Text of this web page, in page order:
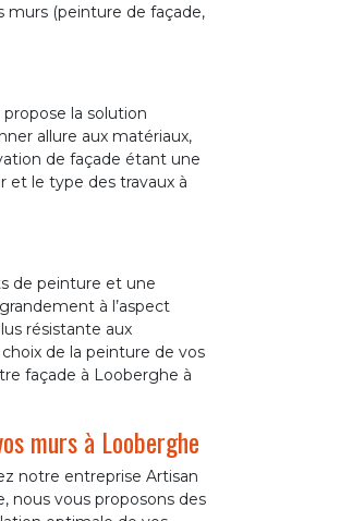
murs (peinture de façade,
la solution
allure aux matériaux,
de façade étant une
et le type des travaux à
de peinture et une
à l’aspect
résistante aux
de la peinture de vos
façade à Looberghe à
murs à Looberghe
notre entreprise Artisan
nous vous proposons des